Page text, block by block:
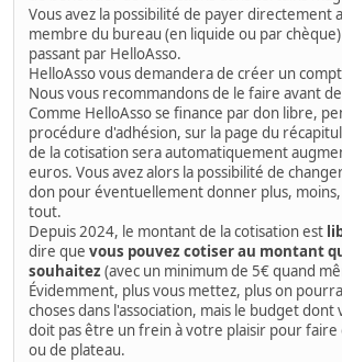
Vous avez la possibilité de payer directement
membre du bureau (en liquide ou par
passant par HelloAsso.
HelloAsso vous demandera de créer un
Nous vous recommandons de le faire avant
Comme HelloAsso se finance par don libre,
procédure d'adhésion, sur la page du
de la cotisation sera automatiquement
euros. Vous avez alors la possibilité de
don pour éventuellement donner plus,
tout.
Depuis 2024, le montant de la cotisation est
dire quevous pouvez cotiser au montant
souhaitez (avec un minimum de 5€ quand
Évidemment, plus vous mettez, plus on
choses dans l'association, mais le budget dont
doit pas être un frein à votre plaisir pour faire
ou de plateau.